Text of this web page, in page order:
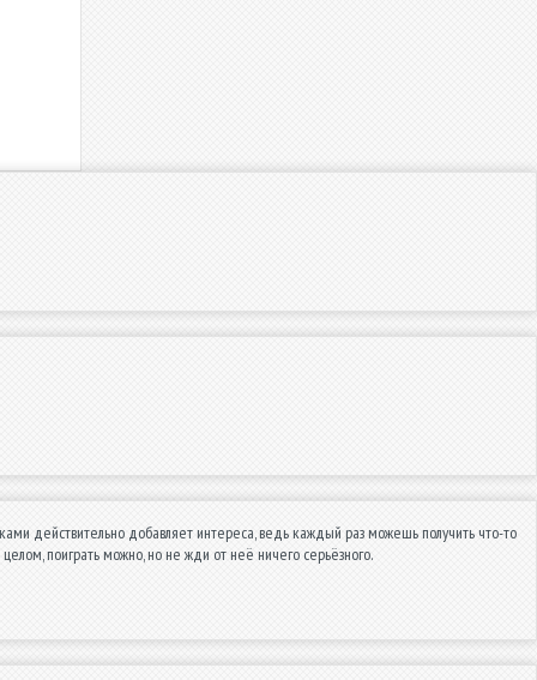
действительно добавляет интереса, ведь каждый раз можешь получить что-то
поиграть можно, но не жди от неё ничего серьёзного.